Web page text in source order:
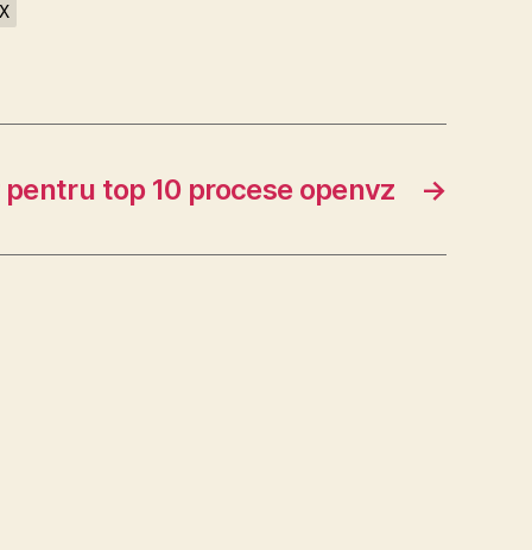
→
top 10 procese openvz